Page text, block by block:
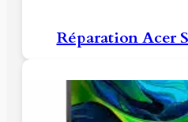
Réparation Acer